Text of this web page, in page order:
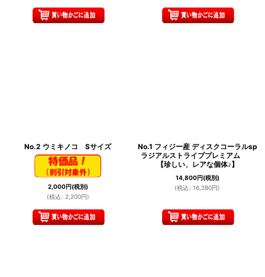
No.2 ウミキノコ Sサイズ
2,000円(税別)
(税込 : 2,200円)
No.1 フィジー産 ディスクコーラルsp
ラジアルストライププレミアム
【珍しい、レアな個体♪】
14,800円(税別)
(税込 : 16,280円)